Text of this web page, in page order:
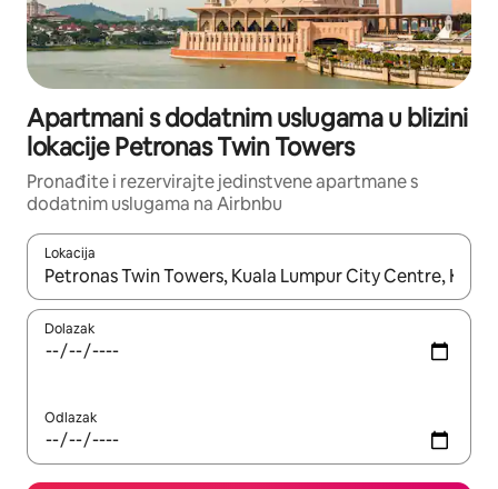
Apartmani s dodatnim uslugama u blizini
lokacije Petronas Twin Towers
Pronađite i rezervirajte jedinstvene apartmane s
dodatnim uslugama na Airbnbu
Lokacija
Kada budu dostupni rezultati, moći ćete ih pregledati
Dolazak
Odlazak